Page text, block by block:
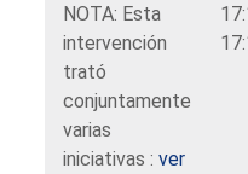
NOTA: Esta
intervención
trató
conjuntamente
varias
iniciativas :ver